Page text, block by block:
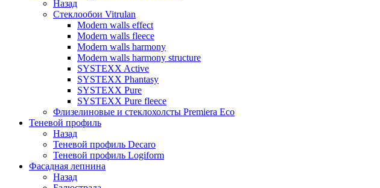
Назад
Стеклообои Vitrulan
Modern walls effect
Modern walls fleece
Modern walls harmony
Modern walls harmony structure
SYSTEXX Active
SYSTEXX Phantasy
SYSTEXX Pure
SYSTEXX Pure fleece
Флизелиновые и стеклохолсты Premiera Eco
Теневой профиль
Назад
Теневой профиль Decaro
Теневой профиль Logiform
Фасадная лепнина
Назад